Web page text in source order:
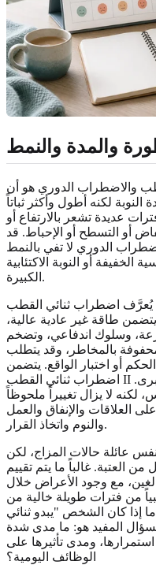
والمدة والنمط
والاضطراب الدوري هو أن
لكنه أطول وأكثر ثباتاً
عديدة تشعر بالارتفاع أو
أو التسطح أو الإحباط. قد
الدوري لا تفي بالنمط
الخفيفة أو النوبة الاكتئابية
الكبيرة.
يُعرَّف اضطراب ثنائي القطب I حول نوبة هوسية واحدة على الأقل.
طاقة غير عادية عالية،
وسلوك اندفاعي، وتضخم
بالمخاطر، وقد يتطلب
أو اختبار الواقع. يتضمن
اضطراب ثنائي القطب II نوبات هوس خفيف ونوبات اكتئابية كبرى.
لكنه لا يزال تغييراً ملحوظاً
العلاقات والإنفاق والعمل
والنوم واتخاذ القرار.
عائلة حالات المزاج، لكن
من العتبة. غالباً ما يتم تقييم
مع وجود الأعراض خلال
من فترات طويلة خالية من
إذا كان الشخص "يبدو ثنائي
المفيد هو: ما مدى شدة
ومدى تأثيرها على
الوظائف اليومية؟